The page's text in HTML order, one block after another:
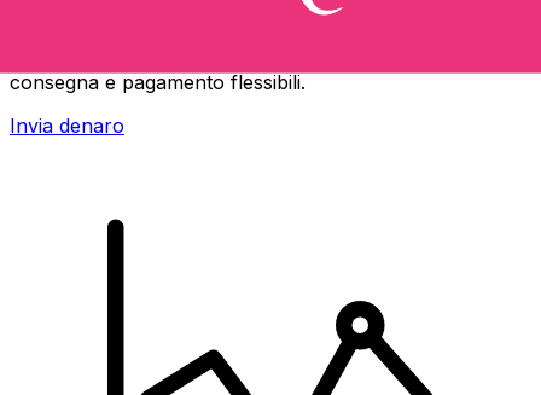
consegna e pagamento flessibili.
Invia denaro